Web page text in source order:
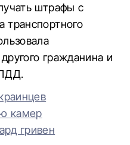
штрафы с
транспортного
гражданина и
камер
гривен